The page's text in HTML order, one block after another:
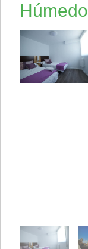
Húmedo